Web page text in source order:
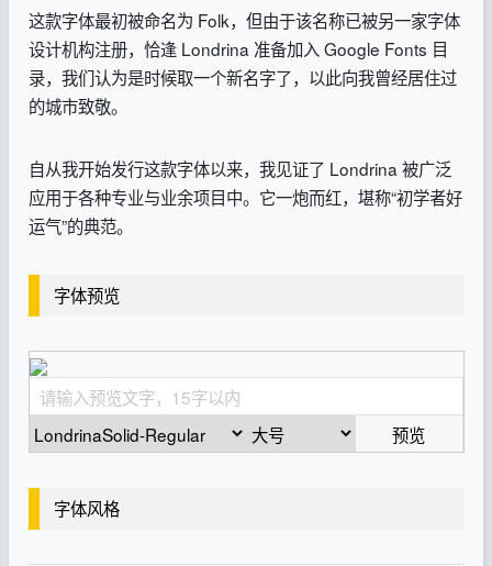
这款字体最初被命名为 Folk，但由于该名称已被另一家字体
设计机构注册，恰逢 Londrina 准备加入 Google Fonts 目
录，我们认为是时候取一个新名字了，以此向我曾经居住过
的城市致敬。
自从我开始发行这款字体以来，我见证了 Londrina 被广泛
应用于各种专业与业余项目中。它一炮而红，堪称“初学者好
运气”的典范。
字体预览
预览
字体风格